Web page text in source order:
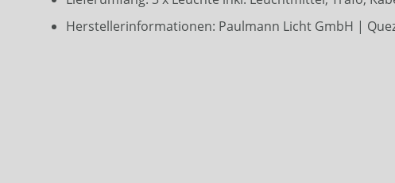
Herstellerinformationen: Paulmann Licht GmbH |